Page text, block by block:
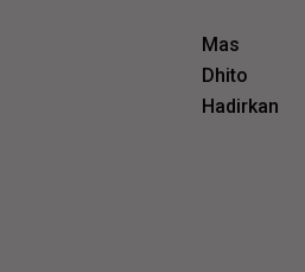
Mas
Dhito
Hadirkan